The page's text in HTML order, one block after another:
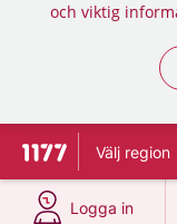
och viktig
Till startsidan för
Välj region
Logga in
på 1177.se